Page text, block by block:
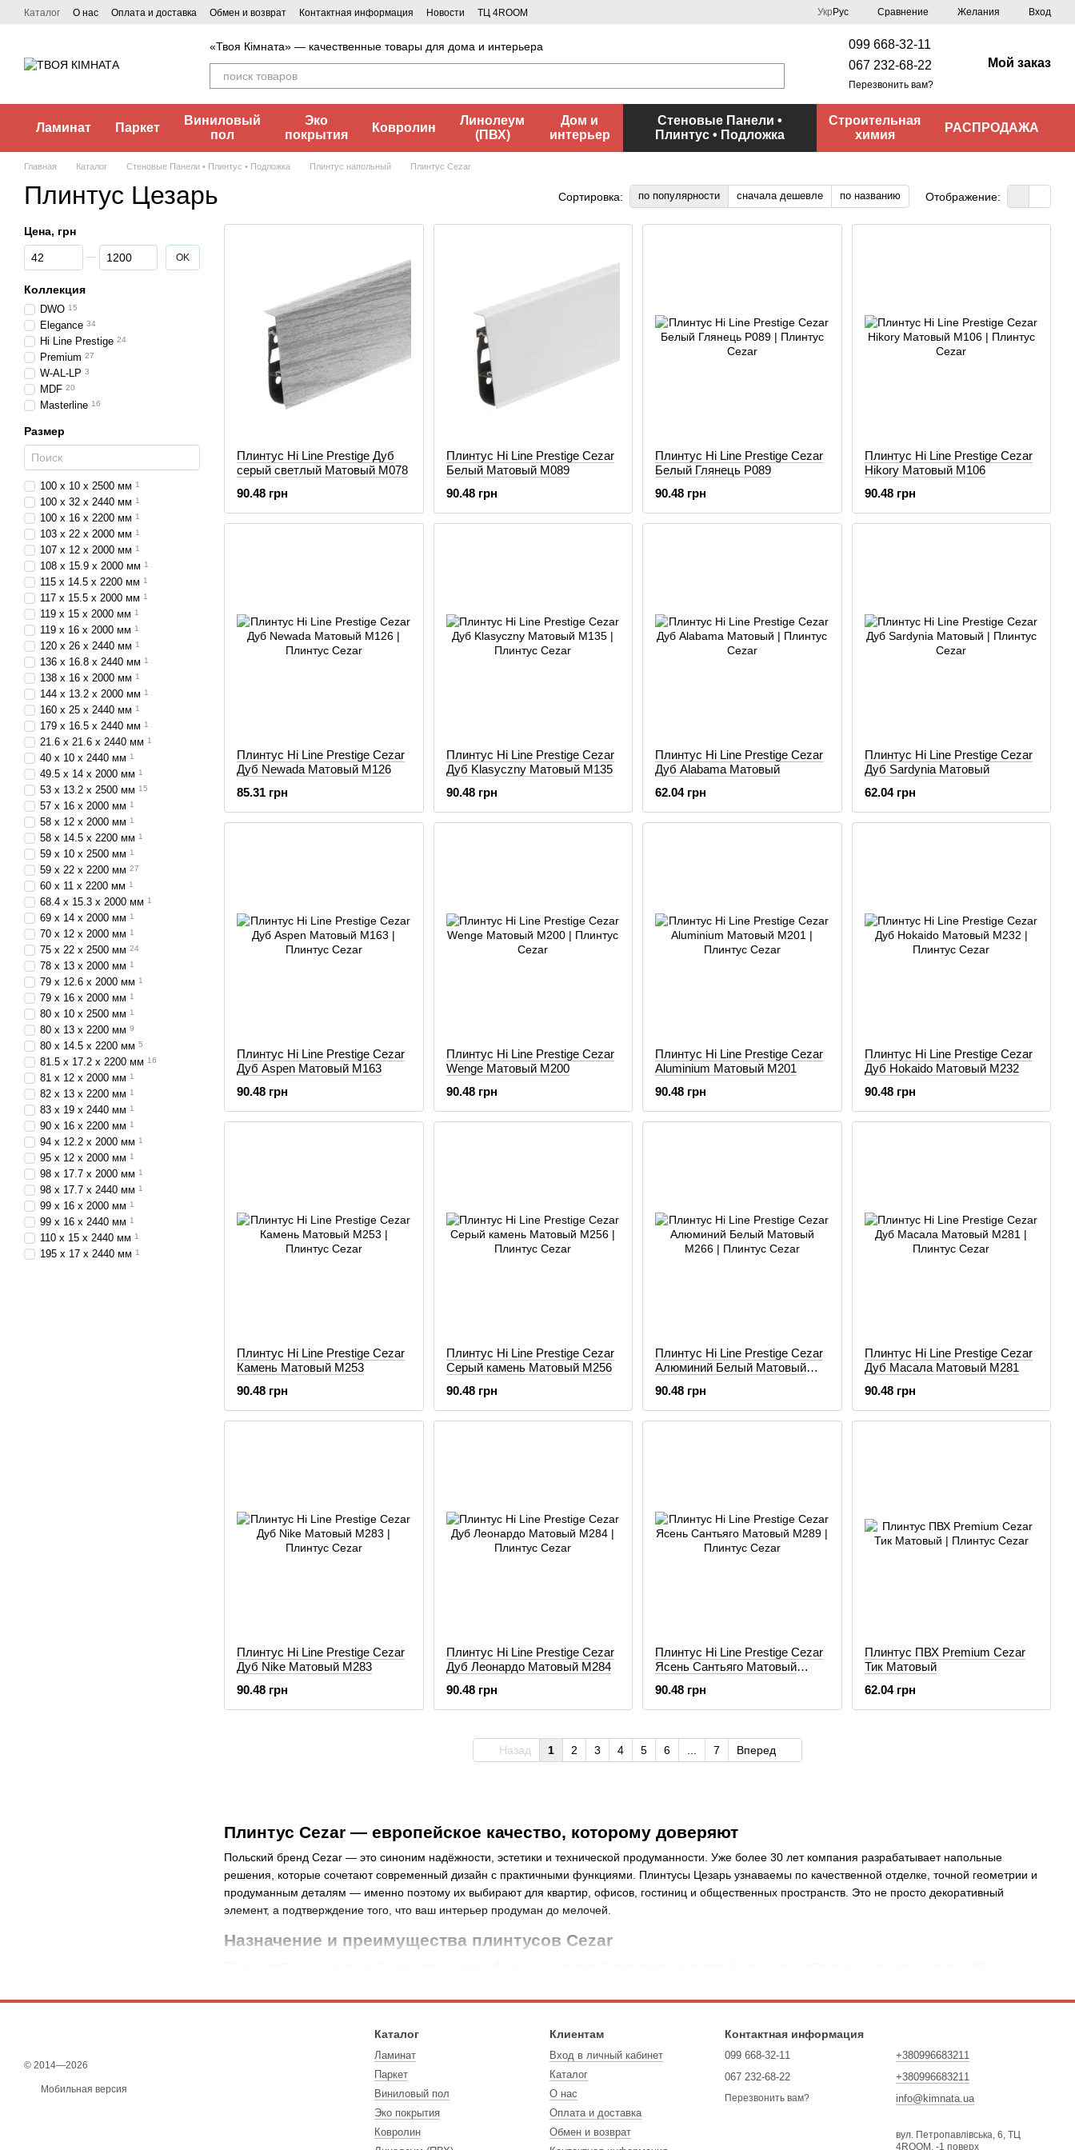
Перейти к основному контенту
Каталог О нас Оплата и доставка Обмен и возврат Контактная информация Новости ТЦ 4ROOM Укр Рус Сравнение Желания Вход
«Твоя Кімната» — качественные товары для дома и интерьера
099 668-32-11
067 232-68-22
Перезвонить вам?
Мой заказ
Ламинат Паркет
Виниловый
пол
Эко
покрытия
Ковролин
Линолеум
(ПВХ)
Дом и
интерьер
Стеновые Панели •
Плинтус • Подложка
Строительная
химия
РАСПРОДАЖА
Главная Каталог Стеновые Панели • Плинтус • Подложка Плинтус напольный Плинтус Cezar
Плинтус Цезарь Сортировка: по популярности сначала дешевле по названию Отображение:
Плинтус Cezar — европейское качество, которому доверяют
Польский бренд Cezar — это синоним надёжности, эстетики и технической продуманности. Уже более 30 лет компания разрабатывает напольные
решения, которые сочетают современный дизайн с практичными функциями. Плинтусы Цезарь узнаваемы по качественной отделке, точной геометрии и
продуманным деталям — именно поэтому их выбирают для квартир, офисов, гостиниц и общественных пространств. Это не просто декоративный
элемент, а подтверждение того, что ваш интерьер продуман до мелочей.
Назначение и преимущества плинтусов Cezar
дизайнерских решений, позволяющих подобрать идеальный вариант для любого интерьера — от классики до минимализма.
разнообразие форм, текстур и оттенков
стойкость к влаге, УФ-излучению и механическим повреждениям
простота ухода — достаточно влажной тряпки
надёжные крепления и возможность скрытой укладки проводов
Плинтус Hi Line Prestige Дуб
серый светлый Матовый M078
90.48 грн
Плинтус Hi Line Prestige Cezar
Белый Матовый M089
90.48 грн
Плинтус Hi Line Prestige Cezar
Белый Глянець P089
90.48 грн
Плинтус Hi Line Prestige Cezar
Hikory Матовый M106
90.48 грн
Плинтус Hi Line Prestige Cezar
Дуб Newada Матовый M126
85.31 грн
Плинтус Hi Line Prestige Cezar
Дуб Klasyczny Матовый M135
90.48 грн
Плинтус Hi Line Prestige Cezar
Дуб Alabama Матовый
62.04 грн
Плинтус Hi Line Prestige Cezar
Дуб Sardynia Матовый
62.04 грн
Плинтус Hi Line Prestige Cezar
Дуб Aspen Матовый M163
90.48 грн
Плинтус Hi Line Prestige Cezar
Wenge Матовый M200
90.48 грн
Плинтус Hi Line Prestige Cezar
Aluminium Матовый M201
90.48 грн
Плинтус Hi Line Prestige Cezar
Дуб Hokaido Матовый M232
90.48 грн
Плинтус Hi Line Prestige Cezar
Камень Матовый М253
90.48 грн
Плинтус Hi Line Prestige Cezar
Серый камень Матовый М256
90.48 грн
Плинтус Hi Line Prestige Cezar
Алюминий Белый Матовый
90.48 грн
Плинтус Hi Line Prestige Cezar
Дуб Масала Матовый М281
90.48 грн
Плинтус Hi Line Prestige Cezar
Дуб Nike Матовый М283
90.48 грн
Плинтус Hi Line Prestige Cezar
Дуб Леонардо Матовый М284
90.48 грн
Плинтус Hi Line Prestige Cezar
Ясень Сантьяго Матовый
90.48 грн
Плинтус ПВХ Premium Cezar
Тик Матовый
62.04 грн
Назад 1 2 3 4 5 6 7 Вперед
Цена, грн
От Цена, грн
До Цена, грн OK
Коллекция
DWO 15
Elegance 34
Hi Line Prestige 24
Premium 27
W-AL-LP 3
MDF 20
Masterline 16
Размер
100 x 10 x 2500 мм 1
100 x 32 x 2440 мм 1
100 х 16 х 2200 мм 1
103 x 22 x 2000 мм 1
107 x 12 x 2000 мм 1
108 x 15.9 x 2000 мм 1
115 х 14.5 х 2200 мм 1
117 x 15.5 x 2000 мм 1
119 x 15 x 2000 мм 1
119 x 16 x 2000 мм 1
120 x 26 x 2440 мм 1
136 x 16.8 x 2440 мм 1
138 x 16 x 2000 мм 1
144 x 13.2 x 2000 мм 1
160 x 25 x 2440 мм 1
179 x 16.5 x 2440 мм 1
21.6 x 21.6 x 2440 мм 1
40 x 10 x 2440 мм 1
49.5 x 14 x 2000 мм 1
53 x 13.2 x 2500 мм 15
57 x 16 x 2000 мм 1
58 x 12 x 2000 мм 1
58 х 14.5 х 2200 мм 1
59 x 10 x 2500 мм 1
59 x 22 x 2200 мм 27
60 х 11 х 2200 мм 1
68.4 x 15.3 x 2000 мм 1
69 x 14 x 2000 мм 1
70 x 12 x 2000 мм 1
75 x 22 x 2500 мм 24
78 x 13 x 2000 мм 1
79 x 12.6 x 2000 мм 1
79 x 16 x 2000 мм 1
80 x 10 x 2500 мм 1
80 х 13 х 2200 мм 9
80 х 14.5 х 2200 мм 5
81.5 х 17.2 х 2200 мм 16
81 x 12 x 2000 мм 1
82 х 13 х 2200 мм 1
83 x 19 x 2440 мм 1
90 х 16 х 2200 мм 1
94 x 12.2 x 2000 мм 1
95 x 12 x 2000 мм 1
98 x 17.7 x 2000 мм 1
98 x 17.7 x 2440 мм 1
99 x 16 x 2000 мм 1
99 x 16 x 2440 мм 1
110 х 15 х 2440 мм 1
195 х 17 х 2440 мм 1
© 2014—2026
Мобильная версия
Каталог
Ламинат
Паркет
Виниловый пол
Эко покрытия
Ковролин
Клиентам
Вход в личный кабинет
Каталог
О нас
Оплата и доставка
Обмен и возврат
Контактная информация
099 668-32-11
067 232-68-22
Перезвонить вам?
+380996683211
+380996683211
info@kimnata.ua
вул. Петропавлівська, 6, ТЦ
4ROOM, -1 поверх